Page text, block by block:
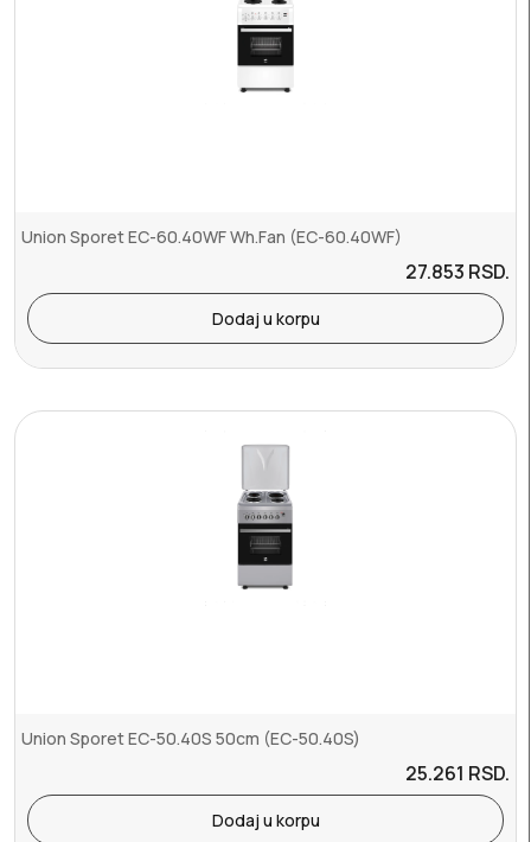
Union Sporet EC-60.40WF Wh.Fan (EC-60.40WF)
27.853 RSD.
Dodaj u korpu
Union Sporet EC-50.40S 50cm (EC-50.40S)
25.261 RSD.
Dodaj u korpu